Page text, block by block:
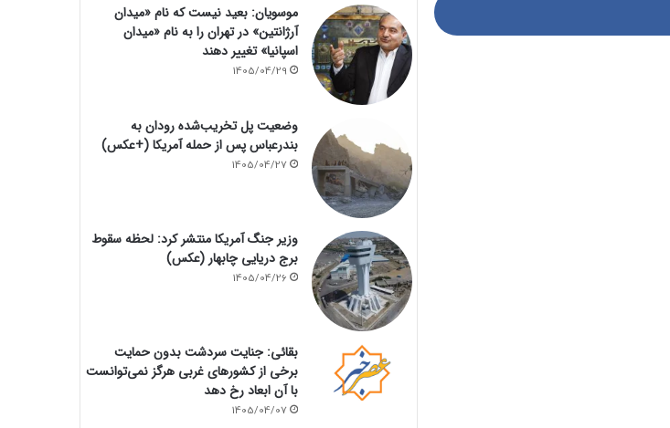
موسویان: بعید نیست که نام «میدان
آرژانتین» در تهران را به نام «میدان
اسپانیا» تغییر دهند
1405/04/29
وضعیت پل تخریب‌شده رودان به
بندرعباس پس از حمله آمریکا (+عکس)
1405/04/27
وزیر جنگ آمریکا منتشر کرد: لحظه سقوط
برج دریایی چابهار (عکس)
1405/04/26
بقائی: جنایت سردشت بدون حمایت
برخی از کشورهای غربی هرگز نمی‌توانست
با آن ابعاد رخ دهد
1405/04/07